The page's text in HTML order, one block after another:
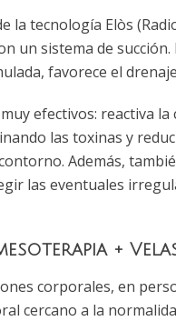
la tecnología Elòs
un sistema de
favorece el
efectivos: reactiva
las toxinas y
Además,
las eventuales
+
corporales, en
cercano a la